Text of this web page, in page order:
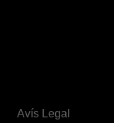
Avís Legal